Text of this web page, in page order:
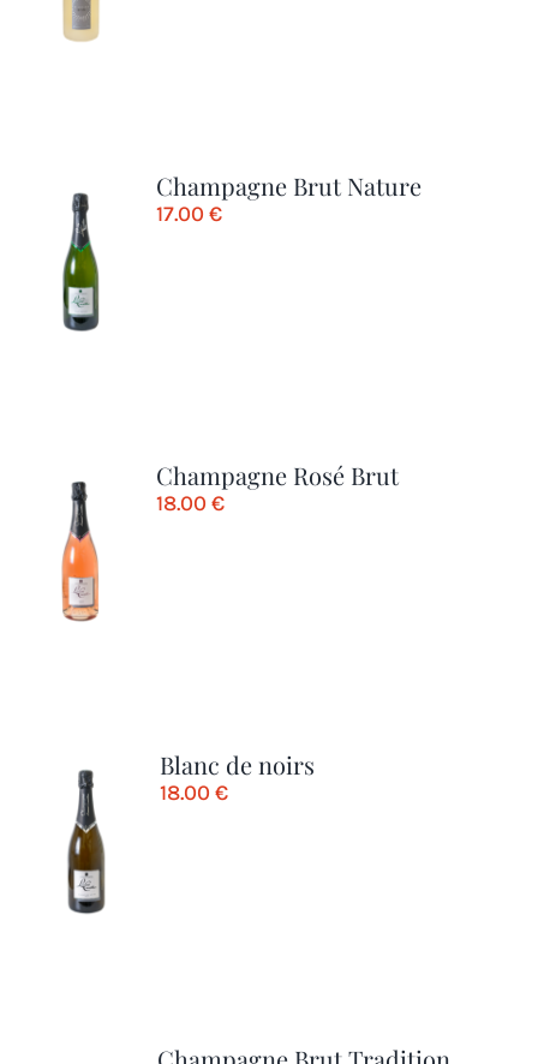
Champagne Brut Nature
17.00€
Champagne Rosé Brut
18.00€
Blanc de noirs
18.00€